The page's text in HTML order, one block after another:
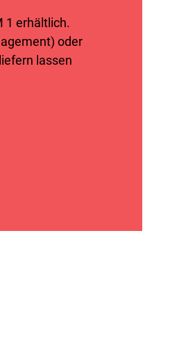
1 erhältlich.
oder
lassen